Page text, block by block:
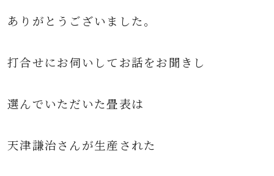
ありがとうございました。
打合せにお伺いしてお話をお聞きし
選んでいただいた畳表は
天津謙治さんが生産された